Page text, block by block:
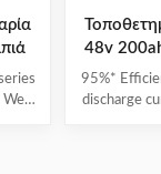
We
If
48v
95%*
discharge